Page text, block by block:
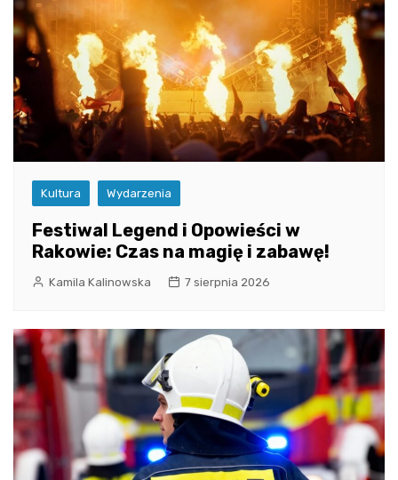
Kultura Wydarzenia
Festiwal Legend i Opowieści w
Rakowie: Czas na magię i zabawę!
Kamila Kalinowska 7 sierpnia 2026